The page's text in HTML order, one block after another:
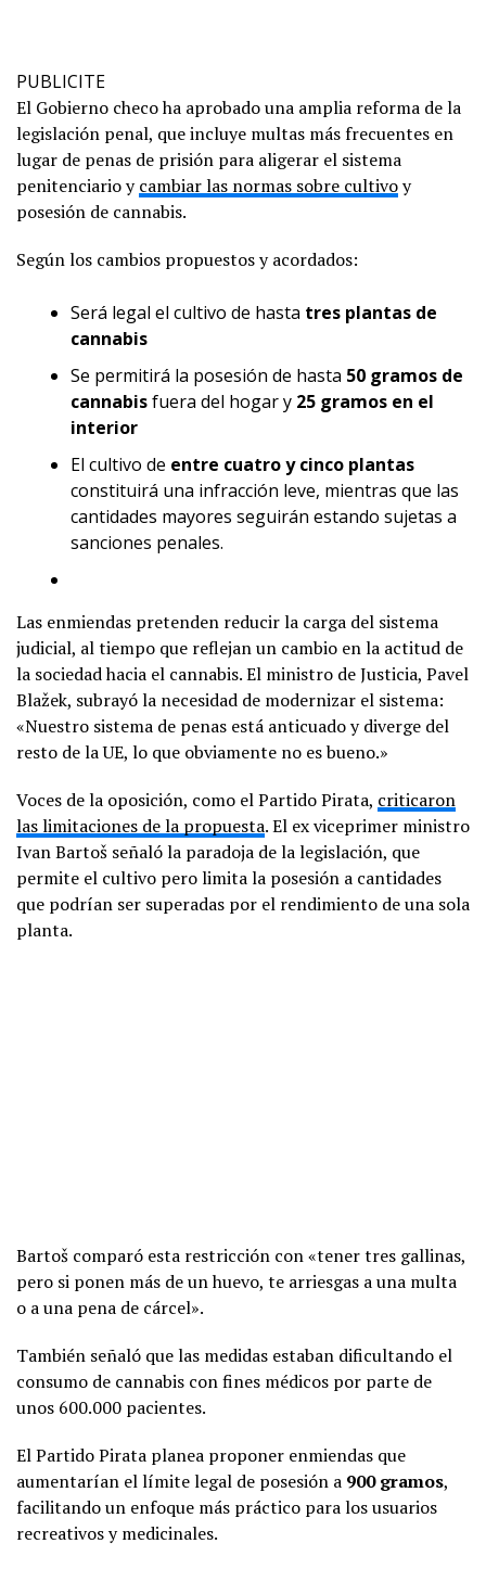
PUBLICITE
El Gobierno checo ha aprobado una amplia reforma de la
legislación penal, que incluye multas más frecuentes en
lugar de penas de prisión para aligerar el sistema
penitenciario ycambiar las normas sobre cultivoy
posesión de cannabis.
Según los cambios propuestos y acordados:
Será legal el cultivo de hasta tres plantas de
cannabis
Se permitirá la posesión de hasta 50 gramos de
cannabisfuera del hogar y 25 gramos en el
interior
El cultivo de entre cuatro y cinco plantas
constituirá una infracción leve, mientras que las
cantidades mayores seguirán estando sujetas a
sanciones penales.
Las enmiendas pretenden reducir la carga del sistema
judicial, al tiempo que reflejan un cambio en la actitud de
la sociedad hacia el cannabis. El ministro de Justicia, Pavel
Blažek, subrayó la necesidad de modernizar el sistema:
«Nuestro sistema de penas está anticuado y diverge del
resto de la UE, lo que obviamente no es bueno.»
Voces de la oposición, como el Partido Pirata, criticaron
las limitaciones de la propuesta. El ex viceprimer ministro
Ivan Bartoš señaló la paradoja de la legislación, que
permite el cultivo pero limita la posesión a cantidades
que podrían ser superadas por el rendimiento de una sola
planta.
Bartoš comparó esta restricción con «tener tres gallinas,
pero si ponen más de un huevo, te arriesgas a una multa
o a una pena de cárcel».
También señaló que las medidas estaban dificultando el
consumo de cannabis con fines médicos por parte de
unos 600.000 pacientes.
El Partido Pirata planea proponer enmiendas que
aumentarían el límite legal de posesión a 900 gramos,
facilitando un enfoque más práctico para los usuarios
recreativos y medicinales.